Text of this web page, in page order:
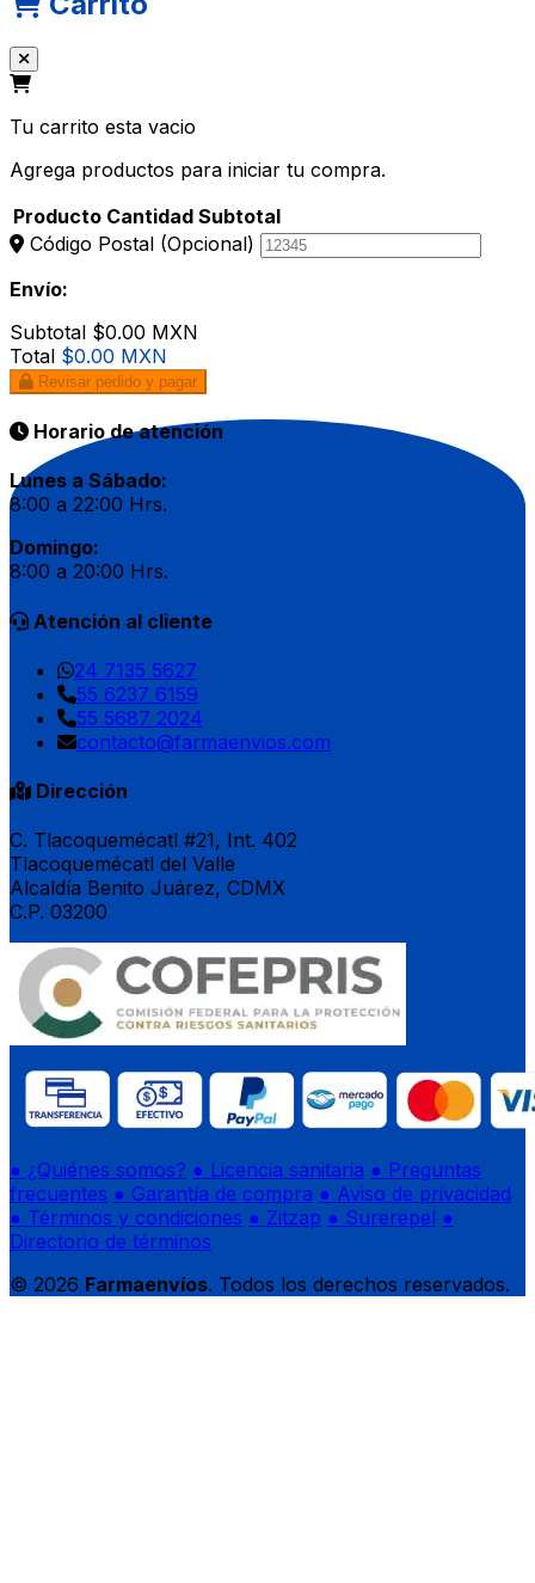
Tu carrito esta vacio
Agrega productos para iniciar tu compra.
Producto Cantidad Subtotal
Código Postal (Opcional)
Envío:
Subtotal $0.00 MXN
Total $0.00 MXN
Revisar pedido y pagar
Horario de atención
Lunes a Sábado:
8:00 a 22:00 Hrs.
Domingo:
8:00 a 20:00 Hrs.
Atención al cliente
24 7135 5627
55 6237 6159
55 5687 2024
contacto@farmaenvios.com
Dirección
C. Tlacoquemécatl #21, Int. 402
Tlacoquemécatl del Valle
Alcaldía Benito Juárez, CDMX
C.P. 03200
● ¿Quiénes somos? ● Licencia sanitaria ● Preguntas
frecuentes ● Garantía de compra ● Aviso de privacidad
● Términos y condiciones ● Zitzap ● Surerepel ●
Directorio de términos
© 2026 Farmaenvíos. Todos los derechos reservados.